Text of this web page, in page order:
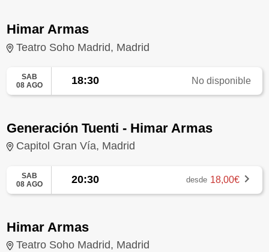
Himar Armas
Teatro Soho Madrid, Madrid
SAB
08 AGO
18:30 No disponible
Generación Tuenti - Himar Armas
Capitol Gran Vía, Madrid
SAB
08 AGO
20:30 desde 18,00€
Himar Armas
Teatro Soho Madrid, Madrid